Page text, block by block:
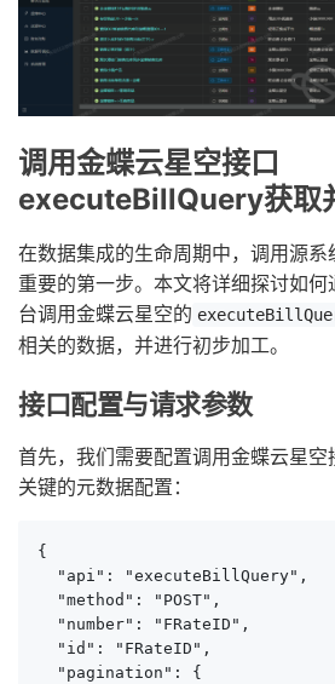
调用金蝶云星空接口
executeBillQuery获取
在数据集成的生命周期中，调用源
重要的第一步。本文将详细探讨如
台调用金蝶云星空的
相关的数据，并进行初步加工。
接口配置与请求参数
首先，我们需要配置调用金蝶云星
关键的元数据配置：
{
  "api": "executeBillQuery",
  "method": "POST",
  "number": "FRateID",
  "id": "FRateID",
  "pagination": {